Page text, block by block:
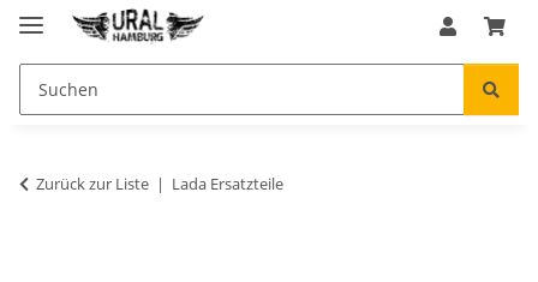
Zurück zur Liste Lada Ersatzteile